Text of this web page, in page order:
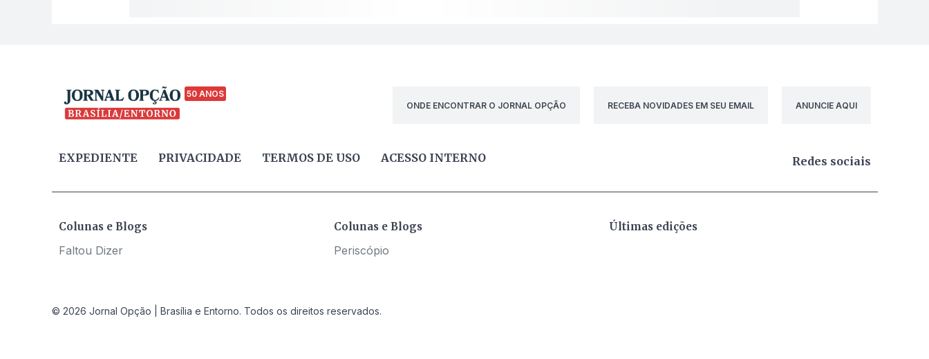
50 ANOS
ONDE ENCONTRAR O JORNAL OPÇÃO
RECEBA NOVIDADES EM SEU EMAIL ANUNCIE AQUI
EXPEDIENTE PRIVACIDADE TERMOS DE USO ACESSO INTERNO Redes sociais
Colunas e Blogs
Faltou Dizer
Colunas e Blogs
Periscópio
Últimas edições
© 2026 Jornal Opção | Brasília e Entorno. Todos os direitos reservados.